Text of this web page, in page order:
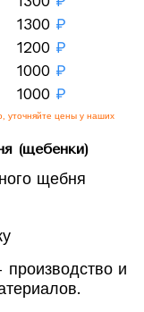
1300 ₽
1200 ₽
1000 ₽
1000 ₽
уточняйте цены у наших
(щебенки)
и